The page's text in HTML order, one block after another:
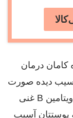
درمان
دیده صورت
و بدن است. این محصول با کمپلکس ویتامین B غنی
آسیب